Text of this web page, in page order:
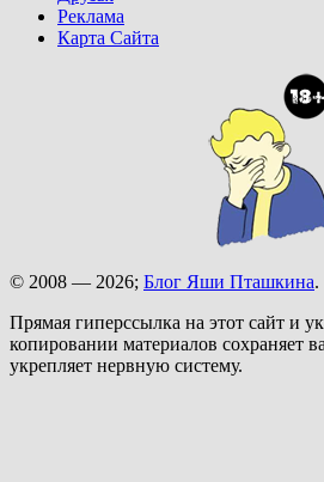
Реклама
Карта Сайта
© 2008 — 2026; Блог Яши Пташкина.
Прямая гиперссылка на этот сайт и
копировании материалов сохраняет
укрепляет нервную систему.